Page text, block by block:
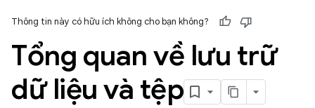
Thông tin này có hữu ích không cho bạn không?
Tổng quan về lưu trữ
dữ liệu và tệp